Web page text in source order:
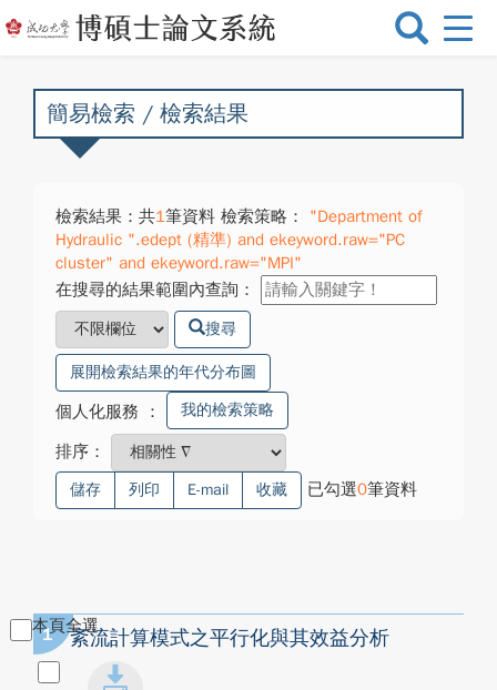
選
換
簡易檢索 / 檢索結果
檢索結果：共1筆資料 檢索策略：
"Department of
Hydraulic ".edept (精準) and ekeyword.raw="PC
cluster" and ekeyword.raw="MPI"
在搜尋的結果範圍內查詢：
搜尋
展開檢索結果的年代分布圖
個人化服務 ： 我的檢索策略
排序：
儲存 列印 E-mail 收藏 已勾選0筆資料
本頁全選
1 紊流計算模式之平行化與其效益分析